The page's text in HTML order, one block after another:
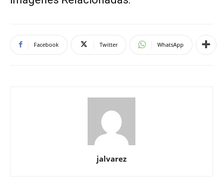
Facebook Twitter WhatsApp
jalvarez